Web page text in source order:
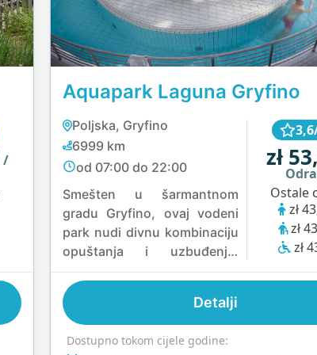
/
Aquapark Laguna Gryfino
Poljska, Gryfino
6999 km
od 07:00 do 22:00
Smešten u šarmantnom
gradu Gryfino, ovaj vodeni
park nudi divnu kombinaciju
opuštanja i uzbuđenja.
Posjetioci se mogu opustiti u
toplom, slanom vanjskom
bazenu ili uživati u
umirujućem masažnom
bazenu. Za one koji traže
zł
Ostale
zł
zł
zł
Detalji
Dostupno tokom cijele godine: